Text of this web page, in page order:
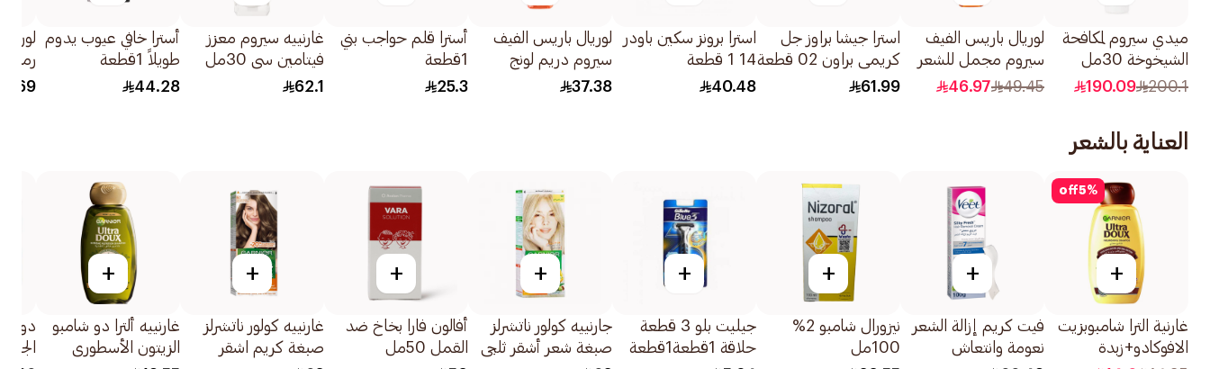
ميدي سيروم لمكافحة
الشيخوخة 30مل
200.1
190.09
لوريال باريس الفيف
سيروم مجمل للشعر
وعلاج الجفاف الشديد
49.45
46.97
استرا جيشا براوز جل
كريمي براون 02 قطعة
واحدة
61.99
استرا برونز سكين باودر
14 1 قطعة
40.48
لوريال باريس الفيف
سيروم دريم لونج
المقاوم لتجاعيد وهيشان
37.38
أسترا قلم حواجب بني
1قطعة
25.3
غارنييه سيروم معزز
فيتامين سي 30مل
62.1
أسترا خافي عيوب يدوم
طويلاً 1قطعة
44.28
للسيدات
69
العناية بالشعر
5%
off
+
غارنية الترا شامبوبزيت
الافوكادو+زبدة
+
فيت كريم إزالة الشعر
نعومة وانتعاش
+
نيزورال شامبو 2%
100مل
+
جيليت بلو 3 قطعة
حلاقة 1قطعة1قطعة
+
جارنييه كولور ناتشرلز
صبغة شعر أشقر ثلجي
+
أفالون فارا بخاخ ضد
القمل 50مل
+
غارنييه كولور ناتشرلز
صبغة كريم اشقر
+
غارنييه ألترا دو شامبو
الزيتون الأسطوري
دوف
الجمال